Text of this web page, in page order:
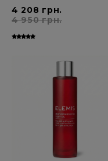
4 208 грн.
4 950 грн.